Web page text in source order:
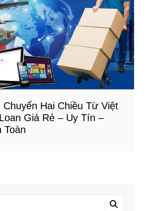
Chuyển Hai Chiều Từ Việt
Giá Rẻ – Uy Tín –
Toàn